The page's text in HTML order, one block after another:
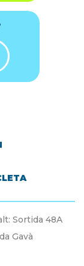
Sortida 48A
Gavà